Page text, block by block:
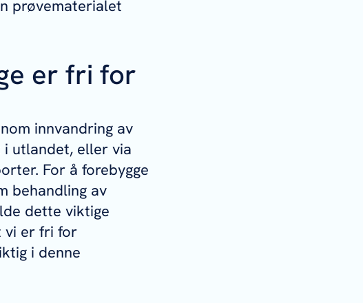
prøvematerialet
er fri for
innvandring av
utlandet, eller via
For å forebygge
behandling av
dette viktige
vi er fri for
i denne